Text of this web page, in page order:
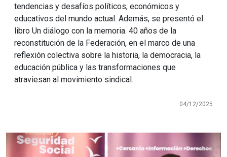
tendencias y desafíos políticos, económicos y
educativos del mundo actual. Además, se presentó el
libro Un diálogo con la memoria. 40 años de la
reconstitución de la Federación, en el marco de una
reflexión colectiva sobre la historia, la democracia, la
educación pública y las transformaciones que
atraviesan al movimiento sindical.
04/12/2025
Imagen